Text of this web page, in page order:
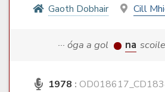
Gaoth Dobhair
Cill
··· óga a gol na
1978 :